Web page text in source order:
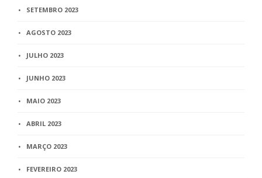
SETEMBRO 2023
AGOSTO 2023
JULHO 2023
JUNHO 2023
MAIO 2023
ABRIL 2023
MARÇO 2023
FEVEREIRO 2023